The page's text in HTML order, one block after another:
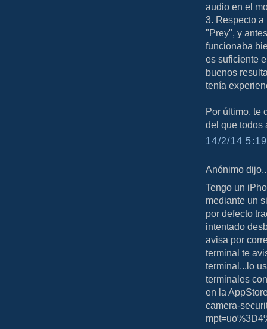
audio en el
3. Respecto a
"Prey", y
funcionaba
es suficiente
buenos
tenía
Por último, te
del que todos
14/2/14
Anónimo
Tengo un
mediante un
por defecto
intentado
avisa por
terminal te
terminal...lo
terminales
en la
camera-